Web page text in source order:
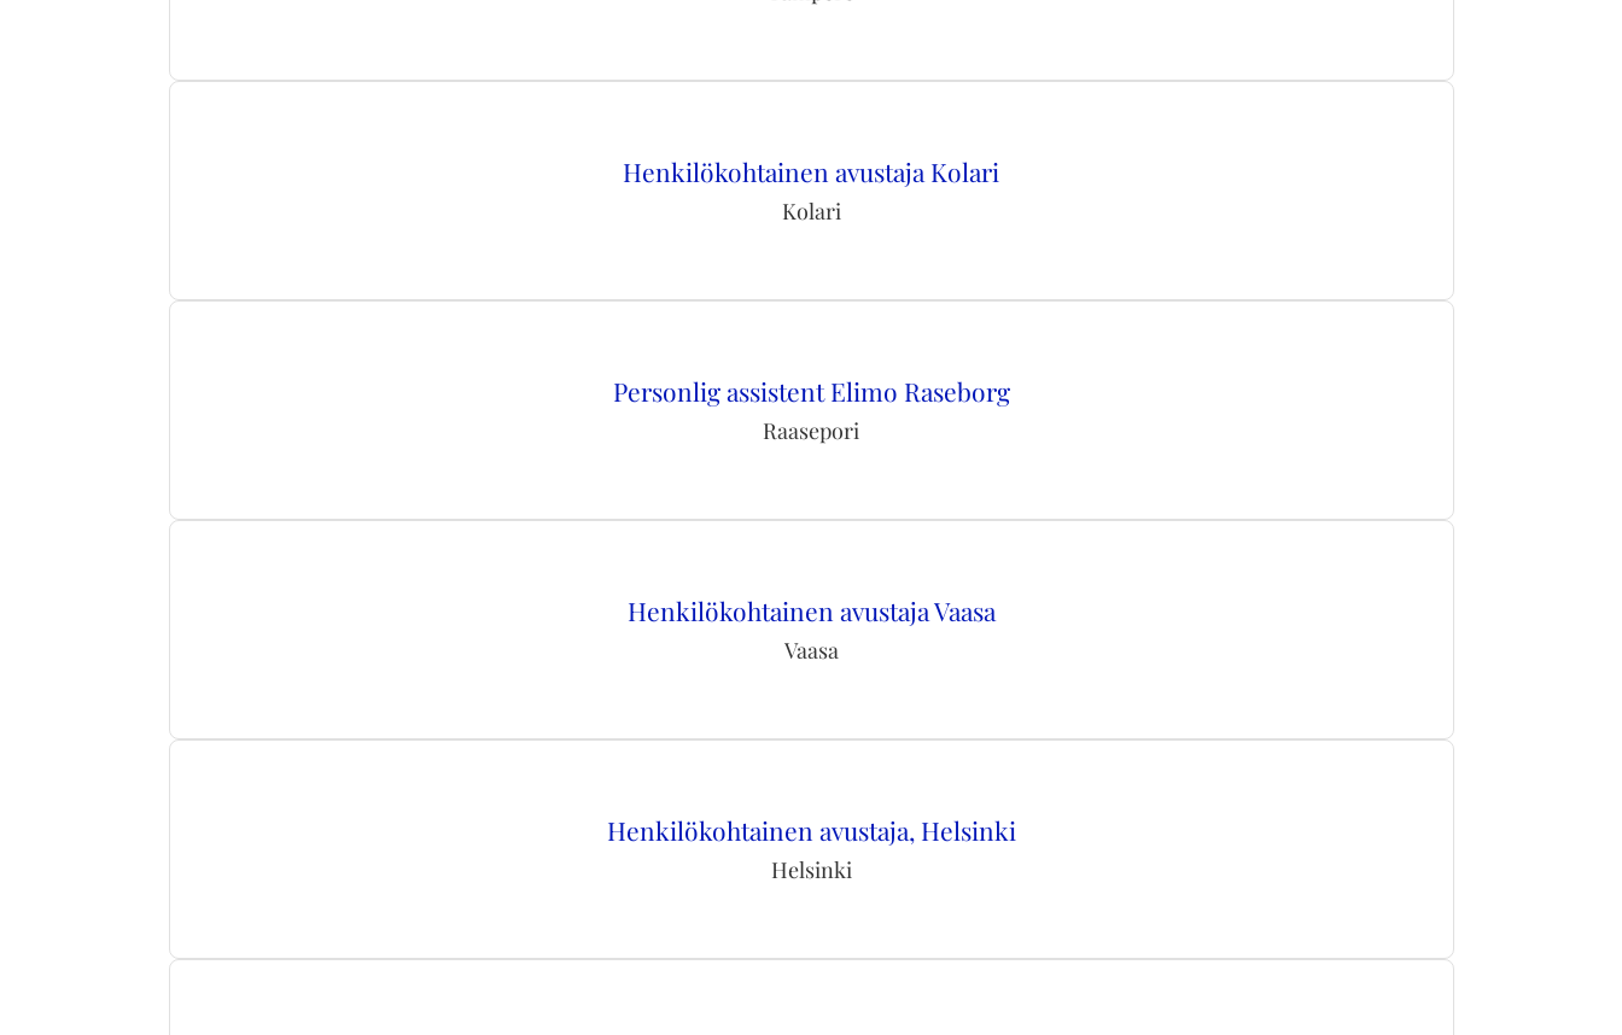
Henkilökohtainen avustaja Kolari
Kolari
Personlig assistent Elimo Raseborg
Raasepori
Henkilökohtainen avustaja Vaasa
Vaasa
Henkilökohtainen avustaja, Helsinki
Helsinki